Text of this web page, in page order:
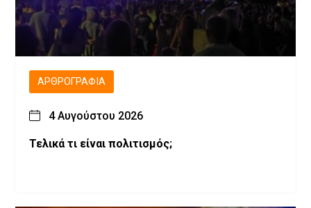
ΑΡΘΡΟΓΡΑΦΊΑ
4 Αυγούστου 2026
Τελικά τι είναι πολιτισμός;